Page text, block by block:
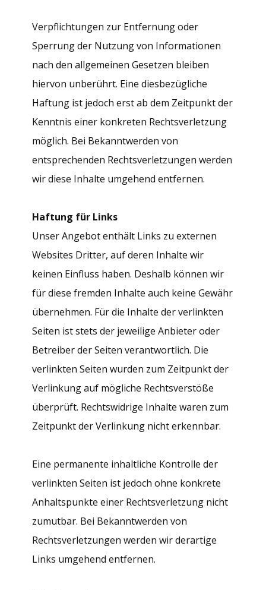
Verpflichtungen zur Entfernung oder
Sperrung der Nutzung von Informationen
nach den allgemeinen Gesetzen bleiben
hiervon unberührt. Eine diesbezügliche
Haftung ist jedoch erst ab dem Zeitpunkt der
Kenntnis einer konkreten Rechtsverletzung
möglich. Bei Bekanntwerden von
entsprechenden Rechtsverletzungen werden
wir diese Inhalte umgehend entfernen.
Haftung für Links
Unser Angebot enthält Links zu externen
Websites Dritter, auf deren Inhalte wir
keinen Einfluss haben. Deshalb können wir
für diese fremden Inhalte auch keine Gewähr
übernehmen. Für die Inhalte der verlinkten
Seiten ist stets der jeweilige Anbieter oder
Betreiber der Seiten verantwortlich. Die
verlinkten Seiten wurden zum Zeitpunkt der
Verlinkung auf mögliche Rechtsverstöße
überprüft. Rechtswidrige Inhalte waren zum
Zeitpunkt der Verlinkung nicht erkennbar.
Eine permanente inhaltliche Kontrolle der
verlinkten Seiten ist jedoch ohne konkrete
Anhaltspunkte einer Rechtsverletzung nicht
zumutbar. Bei Bekanntwerden von
Rechtsverletzungen werden wir derartige
Links umgehend entfernen.